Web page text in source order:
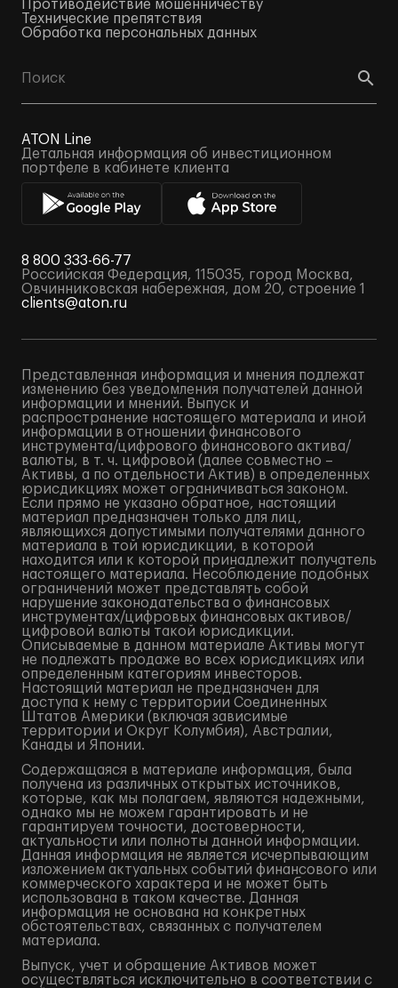
Противодействие мошенничеству
Технические препятствия
Обработка персональных данных
ATON Line
Детальная информация об инвестиционном
портфеле в кабинете клиента
8 800 333-66-77
Российская Федерация, 115035, город Москва,
Овчинниковская набережная, дом 20, строение 1
clients@aton.ru
Представленная информация и мнения подлежат
изменению без уведомления получателей данной
информации и мнений. Выпуск и
распространение настоящего материала и иной
информации в отношении финансового
инструмента/цифрового финансового актива/
валюты, в т. ч. цифровой (далее совместно –
Активы, а по отдельности Актив) в определенных
юрисдикциях может ограничиваться законом.
Если прямо не указано обратное, настоящий
материал предназначен только для лиц,
являющихся допустимыми получателями данного
материала в той юрисдикции, в которой
находится или к которой принадлежит получатель
настоящего материала. Несоблюдение подобных
ограничений может представлять собой
нарушение законодательства о финансовых
инструментах/цифровых финансовых активов/
цифровой валюты такой юрисдикции.
Описываемые в данном материале Активы могут
не подлежать продаже во всех юрисдикциях или
определенным категориям инвесторов.
Настоящий материал не предназначен для
доступа к нему с территории Соединенных
Штатов Америки (включая зависимые
территории и Округ Колумбия), Австралии,
Канады и Японии.
Содержащаяся в материале информация, была
получена из различных открытых источников,
которые, как мы полагаем, являются надежными,
однако мы не можем гарантировать и не
гарантируем точности, достоверности,
актуальности или полноты данной информации.
Данная информация не является исчерпывающим
изложением актуальных событий финансового или
коммерческого характера и не может быть
использована в таком качестве. Данная
информация не основана на конкретных
обстоятельствах, связанных с получателем
материала.
Выпуск, учет и обращение Активов может
осуществляться исключительно в соответствии с